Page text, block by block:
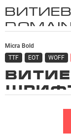
Micra Bold
TTF
EOT WOFF